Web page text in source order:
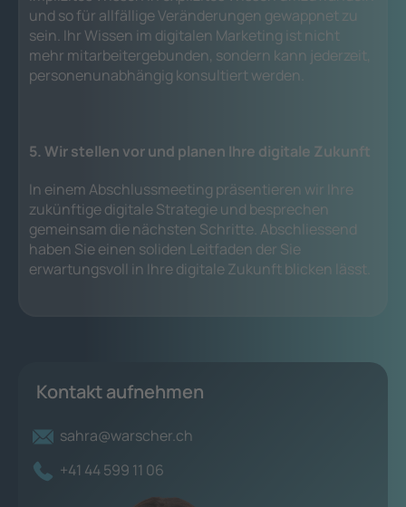
und so für allfällige Veränderungen gewappnet zu
sein. Ihr Wissen im digitalen Marketing ist nicht
mehr mitarbeitergebunden, sondern kann jederzeit,
personenunabhängig konsultiert werden.
5. Wir stellen vor und planen Ihre digitale Zukunft
In einem Abschlussmeeting präsentieren wir Ihre
zukünftige digitale Strategie und besprechen
gemeinsam die nächsten Schritte. Abschliessend
haben Sie einen soliden Leitfaden der Sie
erwartungsvoll in Ihre digitale Zukunft blicken lässt.
Kontakt aufnehmen
sahra@warscher.ch
+41 44 599 11 06